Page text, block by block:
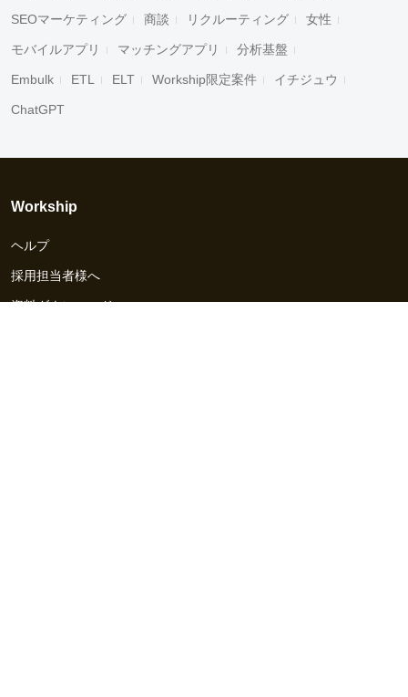
SEOマーケティング 商談 リクルーティング 女性
モバイルアプリ マッチングアプリ 分析基盤
Embulk ETL ELT Workship限定案件 イチジュウ
ChatGPT
Workship
ヘルプ
採用担当者様へ
資料ダウンロード